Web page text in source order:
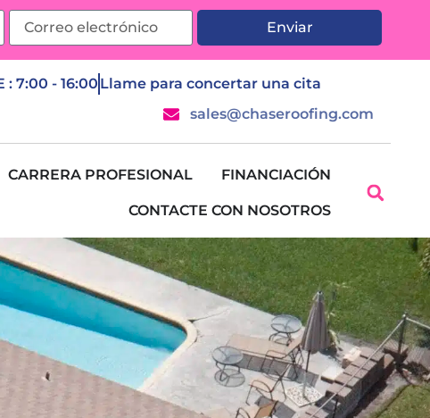
Enviar
: 7:00 - 16:00 Llame para concertar una cita
sales@chaseroofing.com
CARRERA PROFESIONAL FINANCIACIÓN
CONTACTE CON NOSOTROS